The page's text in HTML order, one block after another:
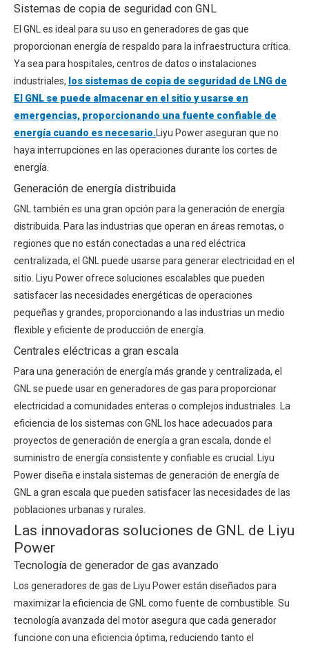
Sistemas de copia de seguridad con GNL
El GNL es ideal para su uso en generadores de gas que
proporcionan energía de respaldo para la infraestructura crítica.
Ya sea para hospitales, centros de datos o instalaciones
industriales, los sistemas de copia de seguridad de LNG de
El GNL se puede almacenar en el sitio y usarse en
emergencias, proporcionando una fuente confiable de
energía cuando es necesario. Liyu Power aseguran que no
haya interrupciones en las operaciones durante los cortes de
energía.
Generación de energía distribuida
GNL también es una gran opción para la generación de energía
distribuida. Para las industrias que operan en áreas remotas, o
regiones que no están conectadas a una red eléctrica
centralizada, el GNL puede usarse para generar electricidad en el
sitio. Liyu Power ofrece soluciones escalables que pueden
satisfacer las necesidades energéticas de operaciones
pequeñas y grandes, proporcionando a las industrias un medio
flexible y eficiente de producción de energía.
Centrales eléctricas a gran escala
Para una generación de energía más grande y centralizada, el
GNL se puede usar en generadores de gas para proporcionar
electricidad a comunidades enteras o complejos industriales. La
eficiencia de los sistemas con GNL los hace adecuados para
proyectos de generación de energía a gran escala, donde el
suministro de energía consistente y confiable es crucial. Liyu
Power diseña e instala sistemas de generación de energía de
GNL a gran escala que pueden satisfacer las necesidades de las
poblaciones urbanas y rurales.
Las innovadoras soluciones de GNL de Liyu
Power
Tecnología de generador de gas avanzado
Los generadores de gas de Liyu Power están diseñados para
maximizar la eficiencia de GNL como fuente de combustible. Su
tecnología avanzada del motor asegura que cada generador
funcione con una eficiencia óptima, reduciendo tanto el